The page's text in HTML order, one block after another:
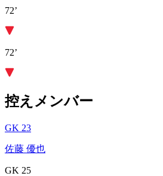
72’
72’
控えメンバー
GK 23
佐藤 優也
GK 25